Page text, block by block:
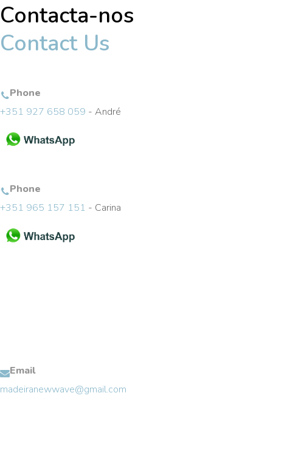
Contacta-nos
Contact Us
Phone
+351 927 658 059 - André
Phone
+351 965 157 151 - Carina
Email
madeiranewwave@gmail.com